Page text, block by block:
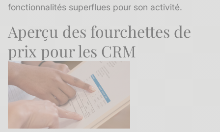
fonctionnalités superflues pour son activité.
Aperçu des fourchettes de
prix pour les CRM